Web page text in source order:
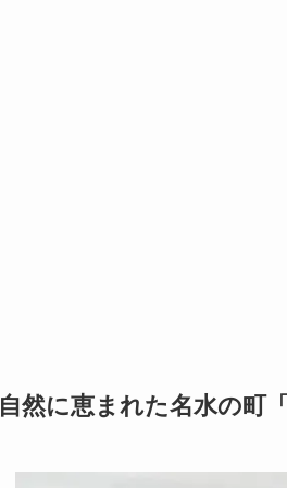
自然に恵まれた名水の町